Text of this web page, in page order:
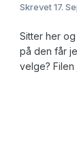
Skrevet17.
Sitter her
på den får
velge?